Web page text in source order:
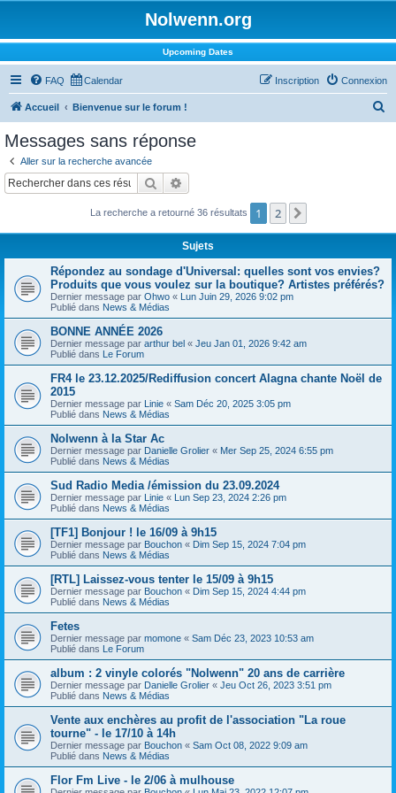
Nolwenn.org
Upcoming Dates
FAQ Calendar Connexion
Inscription
Accueil Bienvenue sur le forum !
c
Messages sans réponse
Aller sur la recherche avancée
Rechercher
La recherche a retourné 36 résultats 1 2
Sujets
Répondez au sondage d'Universal: quelles sont vos envies?
Produits que vous voulez sur la boutique? Artistes préférés?
Dernier message par Ohwo « Lun Juin 29, 2026 9:02 pm
Publié dans News & Médias
BONNE ANNÉE 2026
Dernier message par arthur bel « Jeu Jan 01, 2026 9:42 am
Publié dans Le Forum
FR4 le 23.12.2025/Rediffusion concert Alagna chante Noël de
2015
Dernier message par Linie « Sam Déc 20, 2025 3:05 pm
Publié dans News & Médias
Nolwenn à la Star Ac
Dernier message par Danielle Grolier « Mer Sep 25, 2024 6:55 pm
Publié dans News & Médias
Sud Radio Media /émission du 23.09.2024
Dernier message par Linie « Lun Sep 23, 2024 2:26 pm
Publié dans News & Médias
[TF1] Bonjour ! le 16/09 à 9h15
Dernier message par Bouchon « Dim Sep 15, 2024 7:04 pm
Publié dans News & Médias
[RTL] Laissez-vous tenter le 15/09 à 9h15
Dernier message par Bouchon « Dim Sep 15, 2024 4:44 pm
Publié dans News & Médias
Fetes
Dernier message par momone « Sam Déc 23, 2023 10:53 am
Publié dans Le Forum
album : 2 vinyle colorés "Nolwenn" 20 ans de carrière
Dernier message par Danielle Grolier « Jeu Oct 26, 2023 3:51 pm
Publié dans News & Médias
Vente aux enchères au profit de l'association "La roue
tourne" - le 17/10 à 14h
Dernier message par Bouchon « Sam Oct 08, 2022 9:09 am
Publié dans News & Médias
Flor Fm Live - le 2/06 à mulhouse